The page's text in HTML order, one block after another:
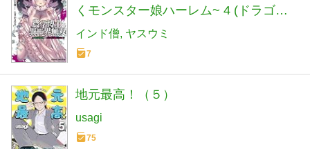
くモンスター娘ハーレム~ 4 (ドラゴン
コミックスエイジ)
インド僧 ヤスウミ
7
地元最高！（５）
usagi
75